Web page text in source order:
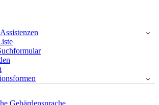
Gebärdensprache